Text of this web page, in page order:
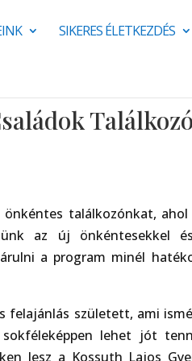
SIKERES ÉLETKEZDÉS
önkéntes találkozónkat,
az új önkéntesekkel
a program minél
felajánlás született, ami
lehet jót
lesz a Kossuth Lajos